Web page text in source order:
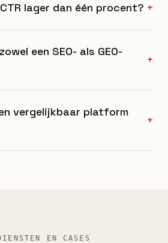
lager dan één procent? +
een SEO- als GEO-
+
vergelijkbaar platform
+
EN CASES